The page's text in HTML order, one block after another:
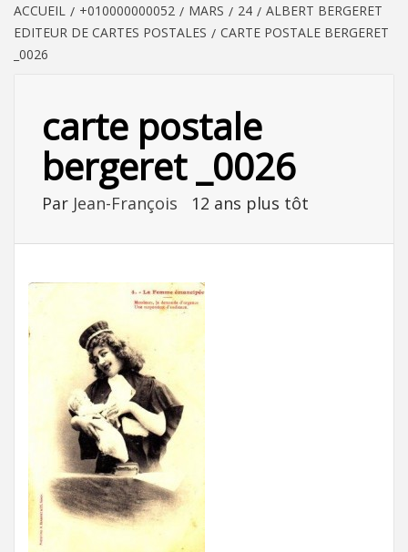
ACCUEIL +010000000052 MARS 24
ALBERT BERGERET
EDITEUR DE CARTES POSTALES
CARTE POSTALE BERGERET
_0026
carte postale
bergeret _0026
Par Jean-François 12 ans plus tôt